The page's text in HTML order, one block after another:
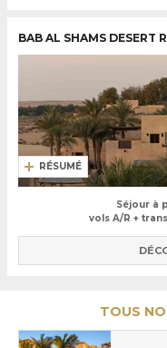
BAB AL SHAMS DESERT
RÉSUMÉ
Séjour à
vols A/R +
TOUS